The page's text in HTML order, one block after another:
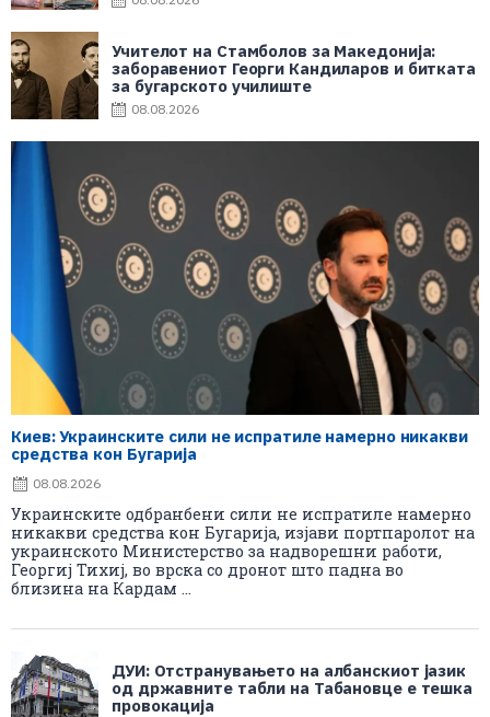
Учителот на Стамболов за Македонија:
заборавениот Георги Кандиларов и битката
за бугарското училиште
08.08.2026
Киев: Украинските сили не испратиле намерно никакви
средства кон Бугарија
08.08.2026
Украинските одбранбени сили не испратиле намерно
никакви средства кон Бугарија, изјави портпаролот на
украинското Министерство за надворешни работи,
Георгиј Тихиј, во врска со дронот што падна во
близина на Кардам ...
ДУИ: Отстранувањето на албанскиот јазик
од државните табли на Табановце е тешка
провокација